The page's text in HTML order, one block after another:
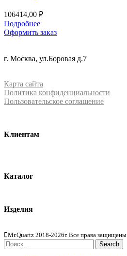
106414,00 ₽
Подробнее
Оформить заказ
г. Москва, ул.Боровая д.7
Карта сайта
Политика конфиденциальности
Пользовательское соглашение
Клиентам
Каталог
Изделия
Mr.Quartz 2018-2026г. Все права защищены.
Search